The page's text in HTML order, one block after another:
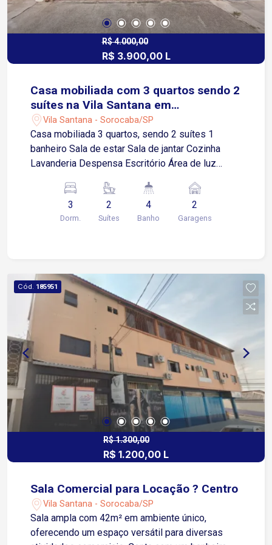
R$ 4.000,00
R$ 3.900,00 L
Casa mobiliada com 3 quartos sendo 2
suítes na Vila Santana em
Sorocaba/SP
Vila Santana - Sorocaba/SP
Casa mobiliada 3 quartos, sendo 2 suítes 1
banheiro Sala de estar Sala de jantar Cozinha
Lavanderia Despensa Escritório Área de luz
com fácil acesso à Avenida Comendador
Hermelino Matarazzo e Avenida Pereira da Silva.
3
Dorm.
2
Suítes
4
Banho
2
Garagens
Cód. 185951
R$ 1.300,00
R$ 1.200,00 L
Sala Comercial para Locação ? Centro
Vila Santana - Sorocaba/SP
Sala ampla com 42m² em ambiente único,
oferecendo um espaço versátil para diversas